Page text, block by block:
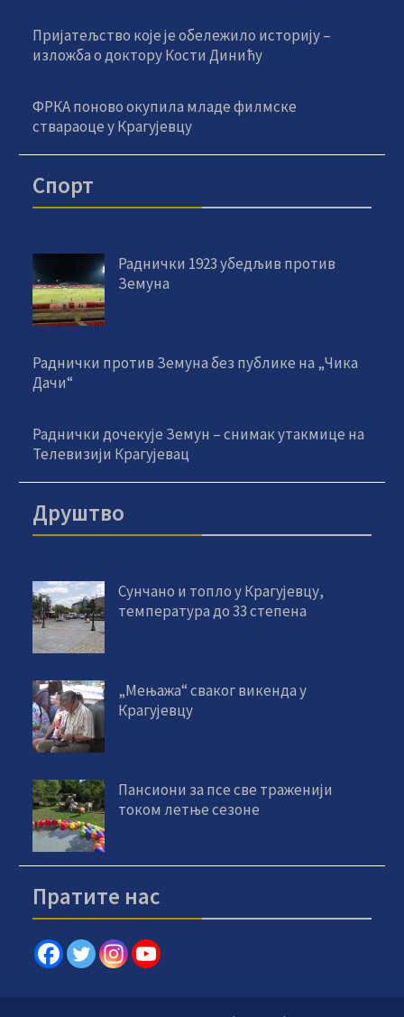
Пријатељство које је обележило историју –
изложба о доктору Кости Динићу
ФРКА поново окупила младе филмске
ствараоце у Крагујевцу
Спорт
Раднички 1923 убедљив против
Земуна
Раднички против Земуна без публике на „Чика
Дачи“
Раднички дочекује Земун – снимак утакмице на
Телевизији Крагујевац
Друштво
Сунчано и топло у Крагујевцу,
температура до 33 степена
„Мењажа“ сваког викенда у
Крагујевцу
Пансиони за псе све траженији
током летње сезоне
Пратите нас